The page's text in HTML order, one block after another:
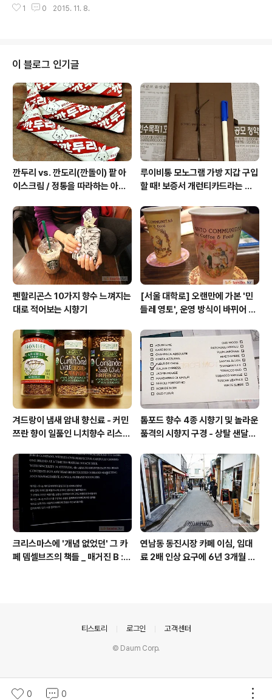
집 골목으로 들어가면 보이는 인생의 단맛. 인생의 단맛은
몰트위스키 목록 및 가격. 싱글몰트 위스키 편력에 두 가닥
콕으로 가는 길에 지나친, 소소한 풍경이라는, 분위기는 소
소하지 않고 왁자지껄한 술집. 홍대입구역 3번출구로 나와
서 오른쪽 길로 5분 남짓 걷다가 '라디오 아이즈' 안경집을
지나 골목으로 들어가면 왼쪽에 도사리고 있는 바 포콕. 3
층 빌딩 1층은 일본밥집 오코와 2층은 칵테일·몰트위스키
바 포콕 bar POCOCK..
1 0 2015. 11. 8.
이 블로그 인기글
깐두리 vs. 깐도리(깐돌이) 팥 아
이스크림 / 정통을 따라하는 아류
스크림
루이비통 모노그램 가방 지갑 구입
할 때! 보증서 개런티카드라는 것
펜할리곤스 10가지 향수 느껴지는
대로 적어보는 시향기
[서울 대학로] 오랜만에 가본 '민
들레 영토', 운영 방식이 바뀌어 있
겨드랑이 냄새 암내 향신료 - 커민
쯔란 향이 일품인 니치향수 리스
펜할리곤스, 아틀리에 코롱 더 디
퍼런트 컴퍼니
톰포드 향수 4종 시향기 및 놀라운
품격의 시향지 구경 - 상탈 샌달우
노
크리스마스에 '개념 없었던' 그 카
페 뎀셀브즈의 책들 _ 매거진 B :
연남동 동진시장 카페 이심, 임대
료 2배 인상 요구에 6년 3개월 연
0 0
티스토리 로그인 고객센터
© Daum Corp.